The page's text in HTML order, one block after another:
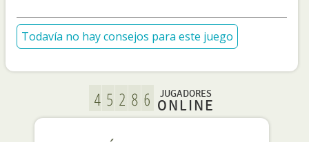
Todavía no hay consejos para este juego
JUGADORES
ONLINE